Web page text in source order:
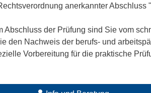
anerkannter
Abschluss der Prüfung sind Sie vom
den Nachweis der berufs- und
Vorbereitung für die praktische